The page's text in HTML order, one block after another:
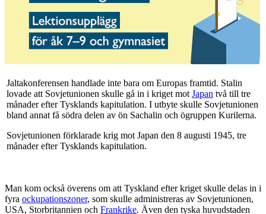
Jaltakonferensen handlade inte bara om Europas framtid. Stalin
lovade att Sovjetunionen skulle gå in i kriget mot Japan två till tre
månader efter Tysklands kapitulation. I utbyte skulle Sovjetunionen
bland annat få södra delen av ön Sachalin och ögruppen Kurilerna.
Sovjetunionen förklarade krig mot Japan den 8 augusti 1945, tre
månader efter Tysklands kapitulation.
Man kom också överens om att Tyskland efter kriget skulle delas in i
fyra ockupationszoner, som skulle administreras av Sovjetunionen,
USA, Storbritannien och Frankrike. Även den tyska huvudstaden